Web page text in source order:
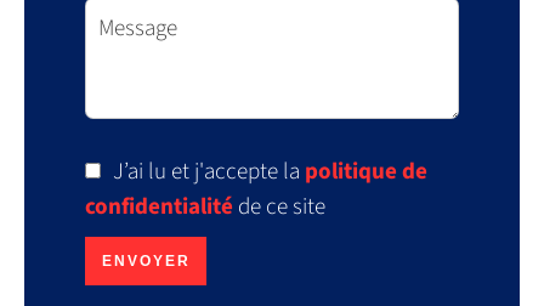
J’ai lu et j'accepte la politique de
confidentialitéde ce site
ENVOYER